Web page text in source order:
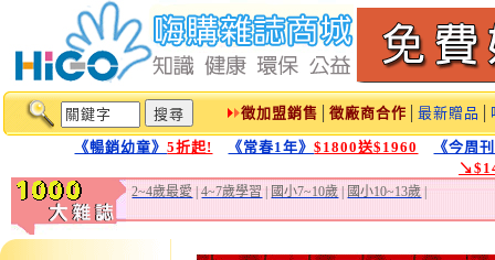
徵加盟銷售 徵廠商合作 最新贈品
《暢銷幼童》5折起! 《常春1年》$1800送$1960
《今周
2~4歲最愛 |4~7歲學習 國小7~10歲 國小10~13歲